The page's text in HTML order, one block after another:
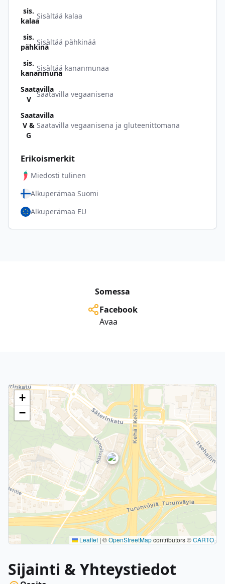
sis.
kalaa
Sisältää kalaa
sis.
pähkinä
Sisältää pähkinää
sis.
kananmuna
Sisältää kananmunaa
Saatavilla
V
Saatavilla vegaanisena
Saatavilla
V &
G
Saatavilla vegaanisena ja gluteenittomana
Erikoismerkit
Miedosti tulinen
Alkuperämaa Suomi
Alkuperämaa EU
Somessa
Facebook
Avaa
+
−
Leaflet | ©OpenStreetMapcontributors ©CARTO
Sijainti & Yhteystiedot